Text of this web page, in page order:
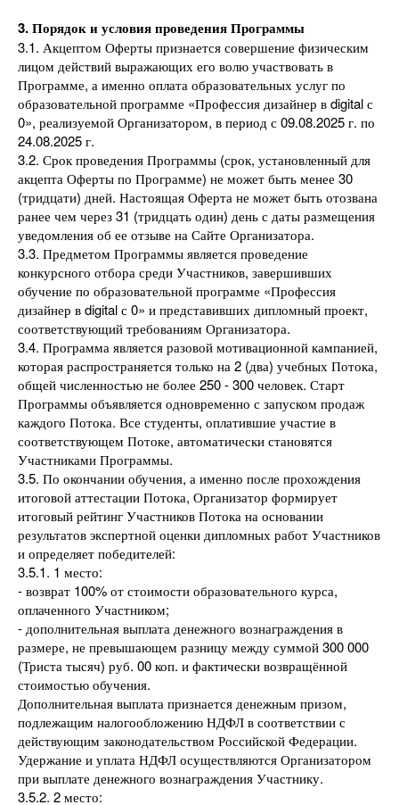
3. Порядок и условия проведения Программы
3.1. Акцептом Оферты признается совершение физическим
лицом действий выражающих его волю участвовать в
Программе, а именно оплата образовательных услуг по
образовательной программе «Профессия дизайнер в digital с
0», реализуемой Организатором, в период с 09.08.2025 г. по
24.08.2025 г.
3.2. Срок проведения Программы (срок, установленный для
акцепта Оферты по Программе) не может быть менее 30
(тридцати) дней. Настоящая Оферта не может быть отозвана
ранее чем через 31 (тридцать один) день с даты размещения
уведомления об ее отзыве на Сайте Организатора.
3.3. Предметом Программы является проведение
конкурсного отбора среди Участников, завершивших
обучение по образовательной программе «Профессия
дизайнер в digital с 0» и представивших дипломный проект,
соответствующий требованиям Организатора.
3.4. Программа является разовой мотивационной кампанией,
которая распространяется только на 2 (два) учебных Потока,
общей численностью не более 250 - 300 человек. Старт
Программы объявляется одновременно с запуском продаж
каждого Потока. Все студенты, оплатившие участие в
соответствующем Потоке, автоматически становятся
Участниками Программы.
3.5. По окончании обучения, а именно после прохождения
итоговой аттестации Потока, Организатор формирует
итоговый рейтинг Участников Потока на основании
результатов экспертной оценки дипломных работ Участников
и определяет победителей:
3.5.1. 1 место:
- возврат 100% от стоимости образовательного курса,
оплаченного Участником;
- дополнительная выплата денежного вознаграждения в
размере, не превышающем разницу между суммой 300 000
(Триста тысяч) руб. 00 коп. и фактически возвращённой
стоимостью обучения.
Дополнительная выплата признается денежным призом,
подлежащим налогообложению НДФЛ в соответствии с
действующим законодательством Российской Федерации.
Удержание и уплата НДФЛ осуществляются Организатором
при выплате денежного вознаграждения Участнику.
3.5.2. 2 место: